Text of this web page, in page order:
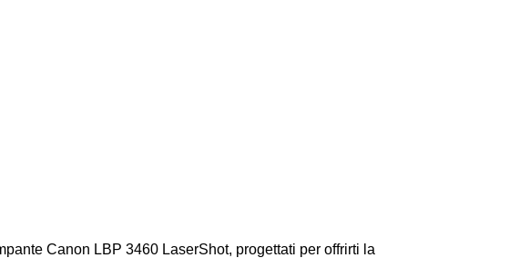
Canon LBP 3460 LaserShot, progettati per offrirti la